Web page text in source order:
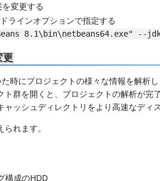
変更する
ラインオプションで指定する
8.1\bin\netbeans64.exe" --
更
時にプロジェクトの様々な情報を解析
群を開くと、プロジェクトの解析が
ッシュディレクトリをより高速なディ
れます。
構成のHDD